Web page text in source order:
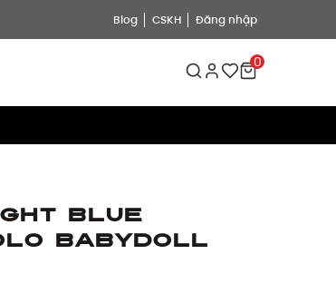
Blog CSKH Đăng nhập
0
Blue
Babydoll